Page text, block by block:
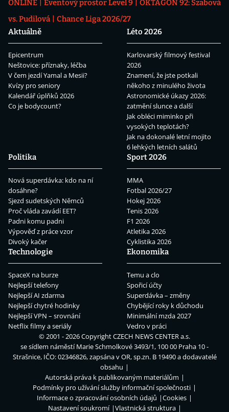
ONLINE
Eventový prostor Level 9
OKTAGON 92: Szabová
vs. Pudilová
Chance Liga 2026/27
Aktuálně
Epicentrum
Neštovice: příznaky, léčba
V čem jezdí Yamal a Mesii?
Kvízy pro seniory
Kalendář úplňků 2026
Co je bodycount?
Léto 2026
Karlovarský filmový festival
2026
Znamení, že jste potkali
někoho z minulého života
Astronomické úkazy 2026:
zatmění slunce a další
Jak obléci miminko při
vysokých teplotách?
Jak na dokonalé letní mojito
6 lehkých letních salátů
Politika
Nová superdávka: kdo na ní
dosáhne?
Sjezd sudetských Němců
Proč vláda zavádí EET?
Padni komu padni
Výpověď z práce vzor
Divoký kačer
Sport 2026
MMA
Fotbal 2026/27
Hokej 2026
Tenis 2026
F1 2026
Atletika 2026
Cyklistika 2026
Technologie
SpaceX na burze
Nejlepší telefony
Nejlepší AI zdarma
Nejlepší chytré hodinky
Nejlepší VPN – srovnání
Netflix filmy a seriály
Ekonomika
Temu a clo
Spořicí účty
Superdávka – změny
Chybějící roky k důchodu
Minimální mzda 2027
Vedro v práci
© 2001 - 2026 CopyrightCZECH NEWS CENTER a.s.
se sídlem náměstí Marie Schmolkové 3493/1, 100 00 Praha 10 -
Strašnice, IČO: 02346826, zapsána v OR, sp.zn. B 19490 a dodavatelé
obsahu
Autorská práva k publikovaným materiálům
Podmínky pro užívání služby informační společnosti
Informace o zpracování osobních údajů
Cookies
Nastavení soukromí
Vlastnická struktura